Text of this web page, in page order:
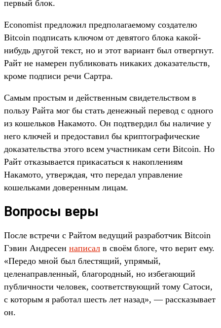
первый блок.
Economist предложил предполагаемому создателю
Bitcoin подписать ключом от девятого блока какой-
нибудь другой текст, но и этот вариант был отвергнут.
Райт не намерен публиковать никаких доказательств,
кроме подписи речи Сартра.
Самым простым и действенным свидетельством в
пользу Райта мог бы стать денежный перевод с одного
из кошельков Накамото. Он подтвердил бы наличие у
него ключей и предоставил бы криптографические
доказательства этого всем участникам сети Bitcoin. Но
Райт отказывается прикасаться к накоплениям
Накамото, утверждая, что передал управление
кошельками доверенным лицам.
Вопросы веры
После встречи с Райтом ведущий разработчик Bitcoin
Гэвин Андресен написал в своём блоге, что верит ему.
«Передо мной был блестящий, упрямый,
целенаправленный, благородный, но избегающий
публичности человек, соответствующий тому Сатоси,
с которым я работал шесть лет назад», — рассказывает
он.